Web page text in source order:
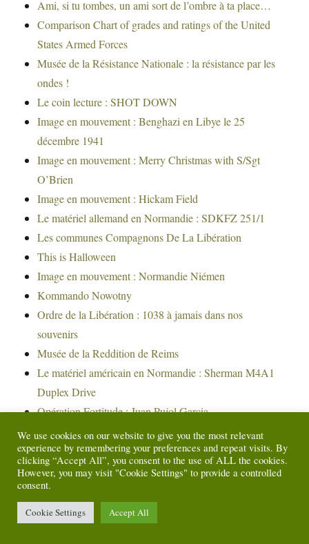
Ami, si tu tombes, un ami sort de l’ombre à ta place…
Comparison Chart of grades and ratings of the United
States Armed Forces
Musée de la Résistance Nationale : la résistance par les
ondes !
Le coin lecture : SHOT DOWN
Image en mouvement : Benghazi en Libye le 25
décembre 1941
Image en mouvement : Merry Christmas with S/Sgt
O’Brien
Image en mouvement : Hickam Field
Le matériel allemand en Normandie : SDKFZ 251/1
Les communes Compagnons De La Libération
This is Halloween
Image en mouvement : Normandie Niémen
Kommando Nowotny
Ordre de la Libération : 1038 à jamais dans nos
souvenirs
Musée de la Reddition de Reims
Le matériel américain en Normandie : Sherman M4A1
Duplex Drive
Opération Fortitude : Juan Pujol Garcia
Zerstörergeschwader 26 « Horst Wessel »
2 septembre 1945 – Cuirassé USS Missouri – Baie de
Tokyo – Japon.
Wanderzirkus Rosarius
Meeting aérien La Ferté Alais 2021 : Warbirds
Meeting aérien La Ferté Alais 2021 : Antoinette &
We use cookies on our website to give you the most relevant
experience by remembering your preferences and repeat visits. By
clicking “Accept All”, you consent to the use of ALL the cookies.
However, you may visit "Cookie Settings" to provide a controlled
consent.
Cookie Settings Accept All